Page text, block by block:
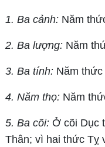
1. Ba cảnh:Năm
2. Ba lượng:Năm
3. Ba tính:Năm thức
4. Năm thọ:Năm
5. Ba cõi:Ở cõi Dục
Thân; vì hai thức Tỵ